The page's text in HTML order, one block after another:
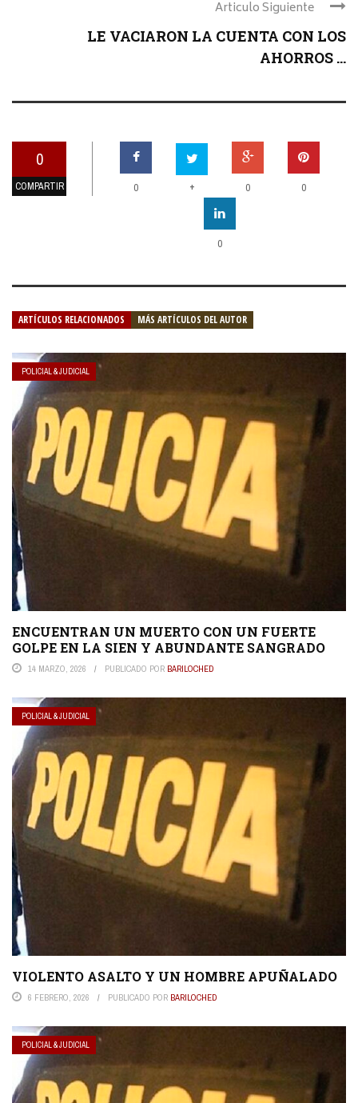
Articulo Siguiente
LE VACIARON LA CUENTA CON LOS
AHORROS ...
0
COMPARTIR 0 + 0 0
0
ARTÍCULOS RELACIONADOS MÁS ARTÍCULOS DEL AUTOR
POLICIAL & JUDICIAL
ENCUENTRAN UN MUERTO CON UN FUERTE
GOLPE EN LA SIEN Y ABUNDANTE SANGRADO
14 MARZO, 2026 PUBLICADO POR BARILOCHED
POLICIAL & JUDICIAL
VIOLENTO ASALTO Y UN HOMBRE APUÑALADO
6 FEBRERO, 2026 PUBLICADO POR BARILOCHED
POLICIAL & JUDICIAL